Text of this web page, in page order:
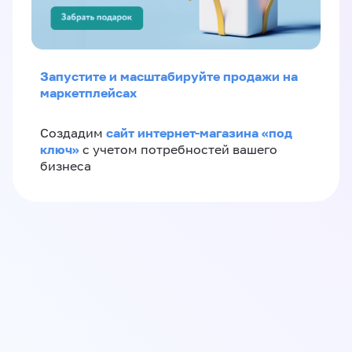
Запустите и масштабируйте продажи на
маркетплейсах
Создадим сайт интернет-магазина «под
ключ» с учетом потребностей вашего
бизнеса